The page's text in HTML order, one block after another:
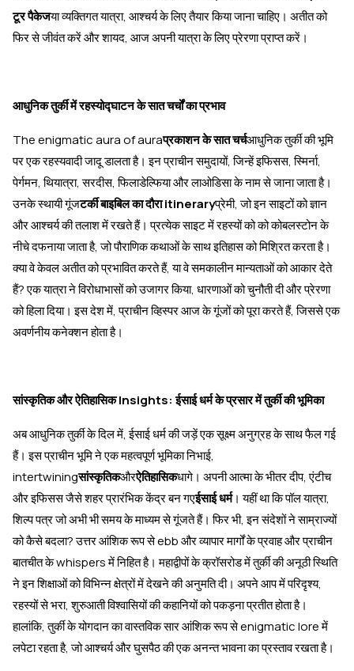
टूर पैकेजया व्यक्तिगत यात्रा, आश्चर्य के लिए तैयार किया जाना चाहिए। अतीत को
फिर से जीवंत करें और शायद, आज अपनी यात्रा के लिए प्रेरणा प्राप्त करें।
आधुनिक तुर्की में रहस्योद्घाटन के सात चर्चों का प्रभाव
The enigmatic aura of auraप्रकाशन के सात चर्चआधुनिक तुर्की की भूमि
पर एक रहस्यवादी जादू डालता है। इन प्राचीन समुदायों, जिन्हें इफिसस, स्मिर्ना,
पेर्गमन, थियात्रा, सरदीस, फिलाडेल्फिया और लाओडिसा के नाम से जाना जाता है।
उनके स्थायी गूंजटर्की बाइबिल का दौरा itineraryप्रेमी, जो इन साइटों को ज्ञान
और आश्चर्य की तलाश में रखते हैं। प्रत्येक साइट में रहस्यों को को कोबलस्टोन के
नीचे दफनाया जाता है, जो पौराणिक कथाओं के साथ इतिहास को मिश्रित करता है।
क्या वे केवल अतीत को प्रभावित करते हैं, या वे समकालीन मान्यताओं को आकार देते
हैं? एक यात्रा ने विरोधाभासों को उजागर किया, धारणाओं को चुनौती दी और प्रेरणा
को हिला दिया। इस देश में, प्राचीन व्हिस्पर आज के गूंजों को पूरा करते हैं, जिससे एक
अवर्णनीय कनेक्शन होता है।
सांस्कृतिक और ऐतिहासिक Insights: ईसाई धर्म के प्रसार में तुर्की की भूमिका
अब आधुनिक तुर्की के दिल में, ईसाई धर्म की जड़ें एक सूक्ष्म अनुग्रह के साथ फैल गई
हैं। इस प्राचीन भूमि ने एक महत्वपूर्ण भूमिका निभाई,
intertwiningसांस्कृतिकऔरऐतिहासिकधागे। अपनी आत्मा के भीतर दीप, एंटीच
और इफिसस जैसे शहर प्रारंभिक केंद्र बन गएईसाई धर्म। यहीं था कि पॉल यात्रा,
शिल्प पत्र जो अभी भी समय के माध्यम से गूंजते हैं। फिर भी, इन संदेशों ने साम्राज्यों
को कैसे बदला? उत्तर आंशिक रूप से ebb और व्यापार मार्गों के प्रवाह और प्राचीन
बातचीत के whispers में निहित है। महाद्वीपों के क्रॉसरोड में तुर्की की अनूठी स्थिति
ने इन शिक्षाओं को विभिन्न क्षेत्रों में देखने की अनुमति दी। अपने आप में परिदृश्य,
रहस्यों से भरा, शुरुआती विश्वासियों की कहानियों को पकड़ना प्रतीत होता है।
हालांकि, तुर्की के योगदान का वास्तविक सार आंशिक रूप से enigmatic lore में
लपेटा रहता है, जो आश्चर्य और घुसपैठ की एक अनन्त भावना का प्रस्ताव रखता है।